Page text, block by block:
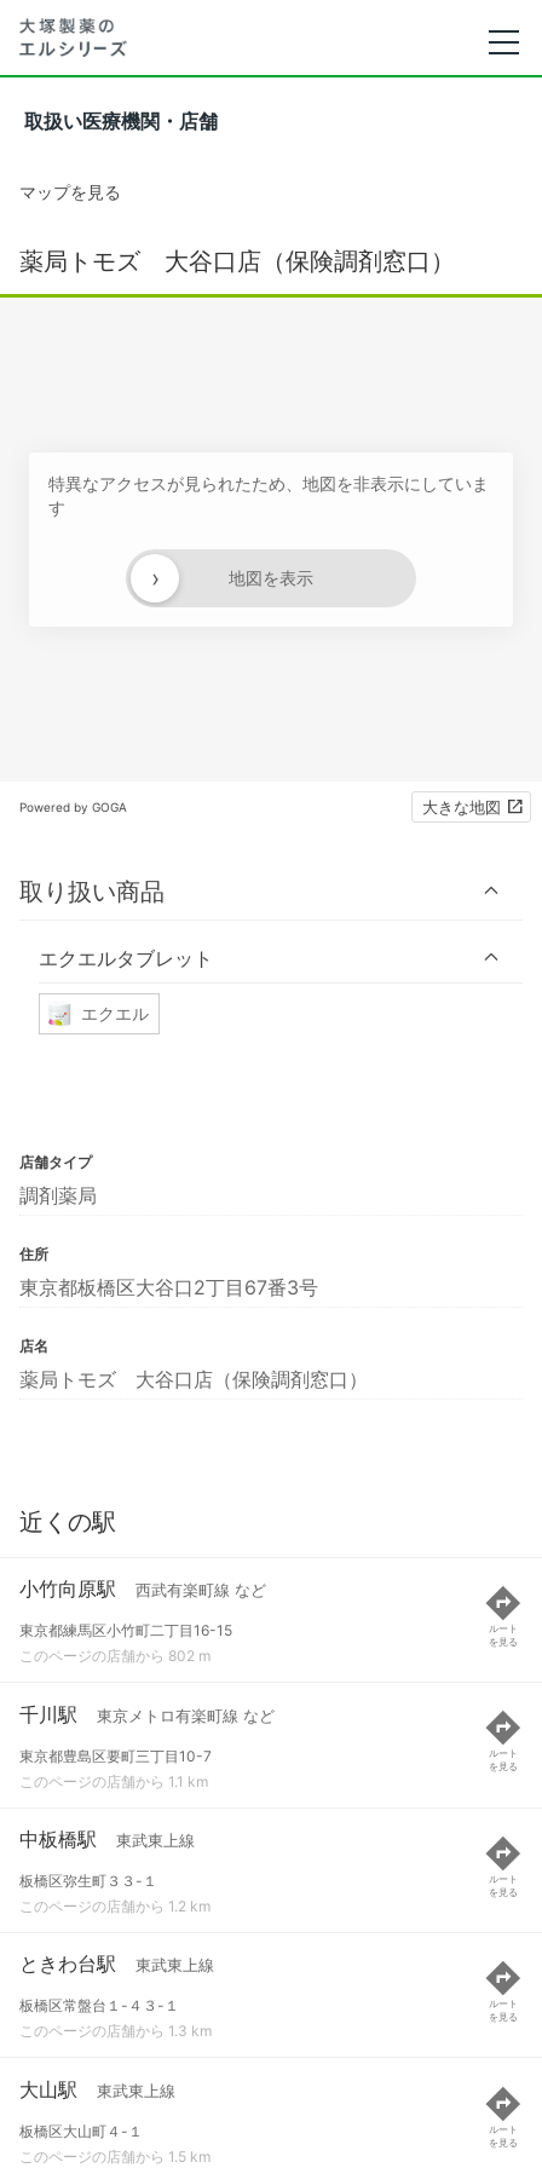
取扱い医療機関・店舗
マップを見る
薬局トモズ 大谷口店（保険調剤窓口）
特異なアクセスが見られたため、地図を非表示にしていま
す
地図を表示
›
Powered by GOGA 大きな地図
取り扱い商品
エクエルタブレット
エクエル
店舗タイプ
調剤薬局
住所
東京都板橋区大谷口2丁目67番3号
店名
薬局トモズ 大谷口店（保険調剤窓口）
近くの駅
小竹向原駅 西武有楽町線 など
東京都練馬区小竹町二丁目16-15
このページの店舗から 802 m
ルート
を見る
千川駅 東京メトロ有楽町線 など
東京都豊島区要町三丁目10-7
このページの店舗から 1.1 km
ルート
を見る
中板橋駅 東武東上線
板橋区弥生町３３-１
このページの店舗から 1.2 km
ルート
を見る
ときわ台駅 東武東上線
板橋区常盤台１-４３-１
このページの店舗から 1.3 km
ルート
を見る
大山駅 東武東上線
板橋区大山町４-１
このページの店舗から 1.5 km
ルート
を見る